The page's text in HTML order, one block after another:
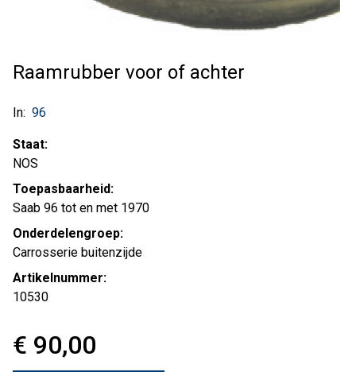
Raamrubber voor of achter
In: 96
Staat:
NOS
Toepasbaarheid:
Saab 96 tot en met 1970
Onderdelengroep:
Carrosserie buitenzijde
Artikelnummer:
10530
€ 90,00